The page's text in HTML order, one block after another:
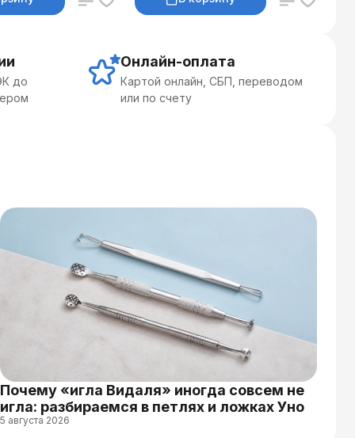
до
Онлайн-оплата
Картой онлайн, СБП, переводом
или по счету
Почему «игла Видаля» иногда совсем не
игла: разбираемся в петлях и ложках Уно
5 августа 2026